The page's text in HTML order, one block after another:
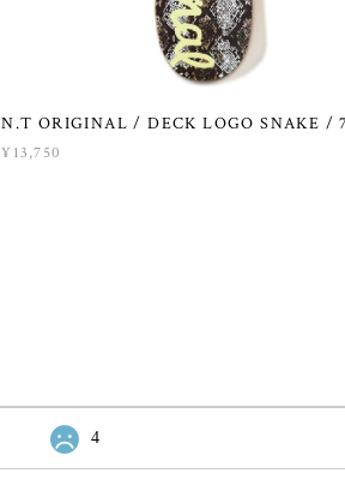
N.T ORIGINAL / DECK LOGO SNAKE /
¥13,750
4